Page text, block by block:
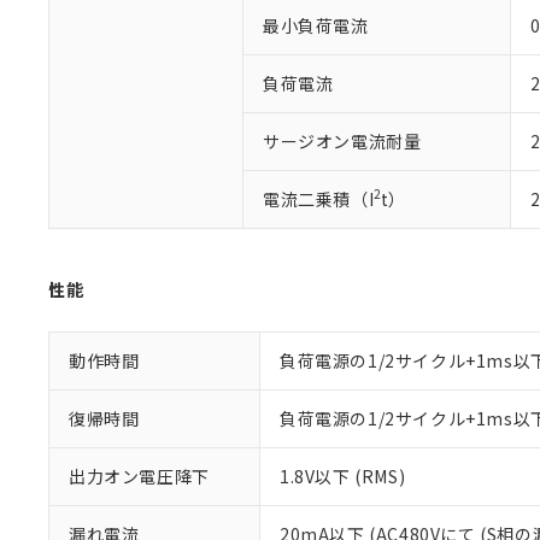
最小負荷電流
負荷電流
サージオン電流耐量
電流二乗積（I2t）
性能
動作時間 負荷電源の1/2サイクル+1ms以
復帰時間 負荷電源の1/2サイクル+1ms以
出力オン電圧降下 1.8V以下 (RMS)
漏れ電流 20mA以下 (AC480Vにて (S相
くものです。
在庫状況お
のであり、
正式な納期
当社販売員
オムロン制
在庫状況お
が、当社の
さい。
いる法人を指
六価クロム(Cr(Ⅵ))
但し、RoHS指令で産
※2 対応予定月
部品在庫の切り替
※3 非含有証明
下記の非含有証
EU RoHS指令（10
51物質の非含有証
※本証明書は発行
また、RoHS指令
混在することから
*中国RoHS10物質の基
Pb(鉛) :1000ppm、
Cr(Ⅵ)(六価クロム) :
DBP(フタル酸ジブチ
DEHP(フタル酸ビス(2-
※2 環境保護使
「－」：未確認で
う）を輸出
当社は規制
置等に一切
当社は、貴
また当社は
たしません。
一定数
一定数
－
在庫な
白